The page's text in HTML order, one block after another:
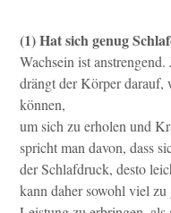
(1)Hat sich genug
Wachsein ist
drängt der Körper darauf,
können,
um sich zu erholen und
spricht man davon, dass
der Schlafdruck, desto
kann daher sowohl viel